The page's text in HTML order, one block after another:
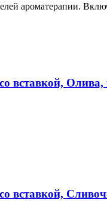
ароматерапии.
вставкой, Олива,
вставкой,